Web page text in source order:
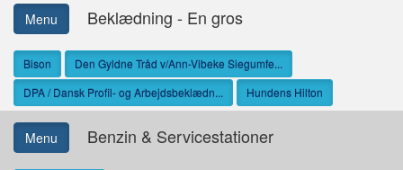
Menu Beklædning - En gros
Bison
Den Gyldne Tråd v/Ann-Vibeke Siegumfe...
DPA / Dansk Profil- og Arbejdsbeklædn...
Hundens Hilton
Menu Benzin & Servicestationer